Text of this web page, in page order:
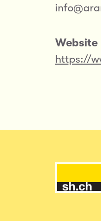
Website
https://